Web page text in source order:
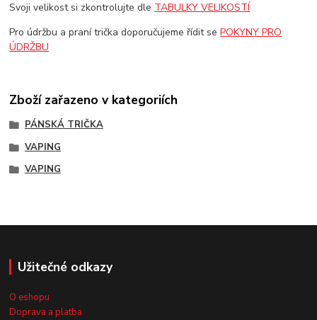
Svoji velikost si zkontrolujte dle TABULKY VELIKOSTÍ
Pro údržbu a praní trička doporučujeme řídit sePOKYNY PRO
ÚDRŽBU
Zboží zařazeno v kategoriích
PÁNSKÁ TRIČKA
VAPING
VAPING
Užitečné odkazy
O eshopu
Doprava a platba